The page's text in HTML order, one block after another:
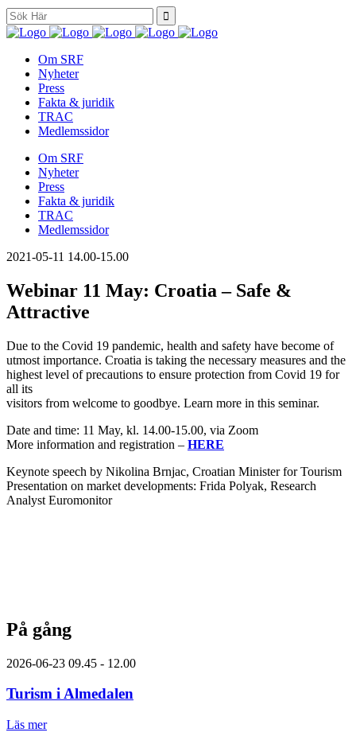
Search
for:
Om SRF
Nyheter
Press
Fakta & juridik
TRAC
Medlemssidor
Om SRF
Nyheter
Press
Fakta & juridik
TRAC
Medlemssidor
2021-05-11 14.00-15.00
Webinar 11 May: Croatia – Safe &
Attractive
Due to the Covid 19 pandemic, health and safety have become of
utmost importance. Croatia is taking the necessary measures and the
highest level of precautions to ensure protection from Covid 19 for
all its
visitors from welcome to goodbye. Learn more in this seminar.
Date and time: 11 May, kl. 14.00-15.00, via Zoom
More information and registration – HERE
Keynote speech by Nikolina Brnjac, Croatian Minister for Tourism
Presentation on market developments: Frida Polyak, Research
Analyst Euromonitor
På gång
2026-06-23 09.45 - 12.00
Turism i Almedalen
Läs mer